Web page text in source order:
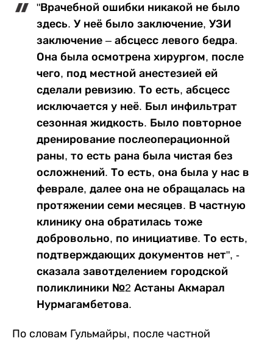
"Врачебной ошибки никакой не было
здесь. У неё было заключение, УЗИ
заключение – абсцесс левого бедра.
Она была осмотрена хирургом, после
чего, под местной анестезией ей
сделали ревизию. То есть, абсцесс
исключается у неё. Был инфильтрат
сезонная жидкость. Было повторное
дренирование послеоперационной
раны, то есть рана была чистая без
осложнений. То есть, она была у нас в
феврале, далее она не обращалась на
протяжении семи месяцев. В частную
клинику она обратилась тоже
добровольно, по инициативе. То есть,
подтверждающих документов нет", -
сказала завотделением городской
поликлиники №2 Астаны Акмарал
Нурмагамбетова.
По словам Гульмайры, после частной